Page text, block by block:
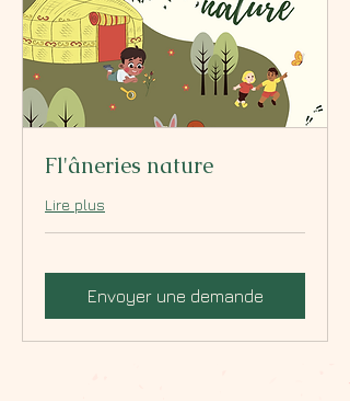
Fl'âneries nature
Lire plus
Envoyer une demande